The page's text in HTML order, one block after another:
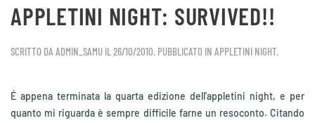
APPLETINI NIGHT: SURVIVED!!
SCRITTO DA ADMIN_SAMU IL26/10/2010. PUBBLICATO IN APPLETINI NIGHT.
É appena terminata la quarta edizione dell'appletini night, e per
quanto mi riguarda è sempre difficile farne un resoconto. Citando